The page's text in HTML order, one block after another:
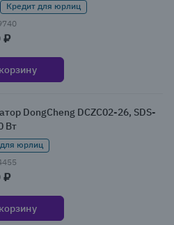
Кредит для юрлиц
₽
DongCheng DCZC02-26, SDS-
Вт
юрлиц
₽